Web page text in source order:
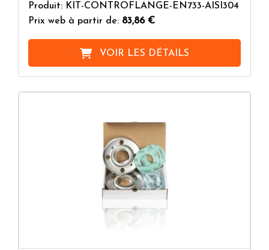
Produit: KIT-CONTROFLANGE-EN733-AISI304
Prix web à partir de: 83,86 €
VOIR LES DÉTAILS